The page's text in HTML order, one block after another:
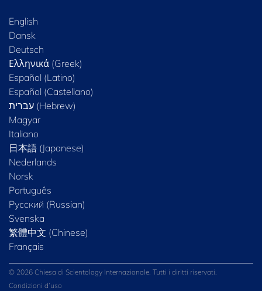
English
Dansk
Deutsch
Ελληνικά (Greek)
Español (Latino)
Español (Castellano)
Magyar
Italiano
日本語 (Japanese)
Nederlands
Norsk
Português
Русский (Russian)
Svenska
繁體中文 (Chinese)
Français
© 2026 Chiesa di Scientology Internazionale. Tutti i diritti riservati.
Condizioni d’uso